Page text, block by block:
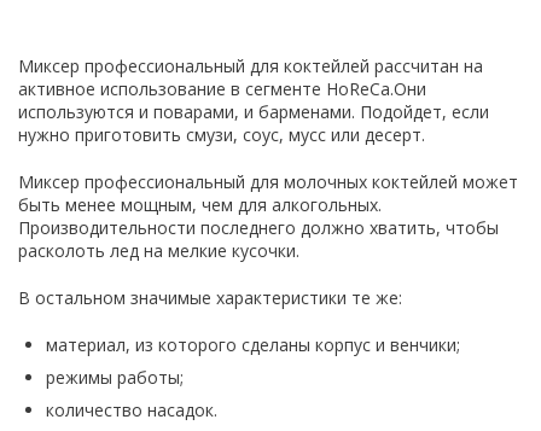
Миксер профессиональный для коктейлей рассчитан на
активное использование в сегменте HoReCa.Они
используются и поварами, и барменами. Подойдет, если
нужно приготовить смузи, соус, мусс или десерт.
Миксер профессиональный для молочных коктейлей может
быть менее мощным, чем для алкогольных.
Производительности последнего должно хватить, чтобы
расколоть лед на мелкие кусочки.
В остальном значимые характеристики те же:
материал, из которого сделаны корпус и венчики;
режимы работы;
количество насадок.